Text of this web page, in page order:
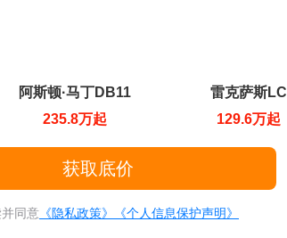
阿斯顿·马丁DB11
235.8万起
雷克萨斯LC
129.6万起
同意 《隐私政策》 《个人信息保护声明》